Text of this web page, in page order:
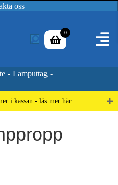
oss
0
- Lamputtag -
i kassan - läs mer här